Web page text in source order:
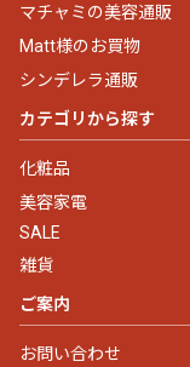
マチャミの美容通販
Matt様のお買物
シンデレラ通販
カテゴリから探す
化粧品
美容家電
SALE
雑貨
ご案内
お問い合わせ